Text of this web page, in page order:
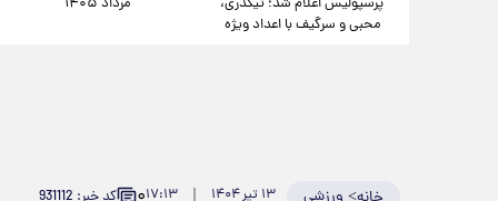
محبی و سرگیف با اعداد ویژه
۱۳ تیر ۱۴۰۴ ۱۷:۱۳